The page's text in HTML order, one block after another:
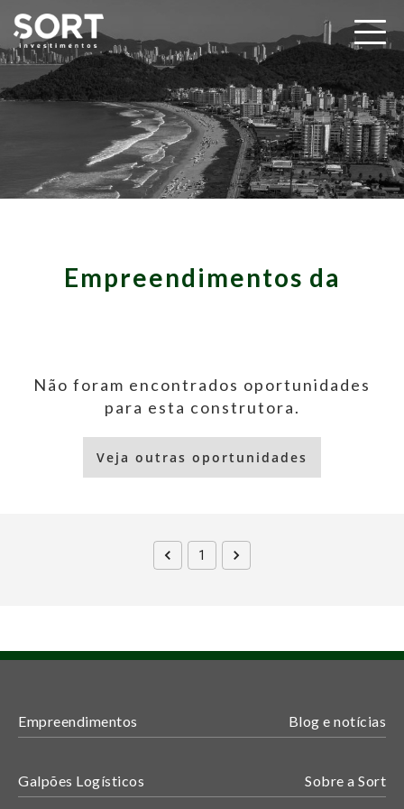
Empreendimentos da
Não foram encontrados oportunidades
para esta construtora.
Veja outras oportunidades
1
Empreendimentos Blog e notícias
Galpões Logísticos Sobre a Sort